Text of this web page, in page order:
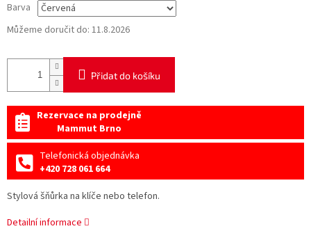
Barva
Můžeme doručit do: 11.8.2026
Přidat do košíku
Rezervace na prodejně
Mammut Brno
Telefonická objednávka
+420 728 061 664
Stylová šňůrka na klíče nebo telefon.
Detailní informace